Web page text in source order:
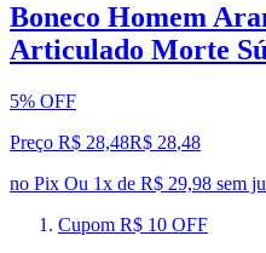
Boneco Homem
Articulado Morte
5% OFF
Preço R$ 28,48R$ 28,48
no Pix Ou 1x de R$ 29,98 sem
Cupom R$ 10 OFF